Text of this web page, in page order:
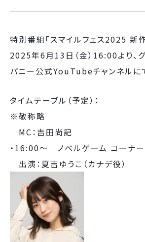
特別番組「スマイルフェス2025 新
2025年6月13日（金）16:00より、
パニー公式YouTubeチャンネルに
タイムテーブル（予定）：
※敬称略
MC：吉田尚記
・16:00～ ノベルゲーム コーナー
出演：夏吉ゆうこ（カナデ役）